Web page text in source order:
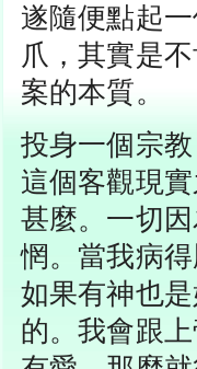
遂隨便點起
爪，其實是
案的本質。
投身一個宗
這個客觀現
甚麼。一切
惘。當我病
如果有神也
的。我會跟